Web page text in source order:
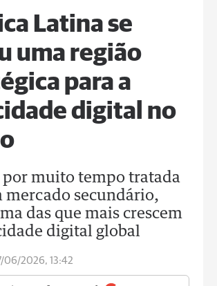
Latina se
uma região
para a
digital no
por muito tempo tratada
mercado secundário,
das que mais crescem
digital global
06/2026, 13:42